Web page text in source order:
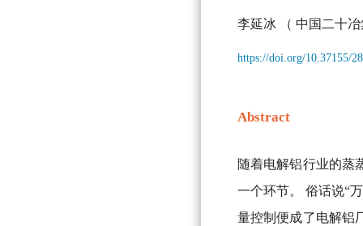
李延冰 （ 中国二十
https://doi.org/10.37155/
Abstract
随着电解铝行业的蒸
一个环节。 俗话说“
量控制便成了电解铝